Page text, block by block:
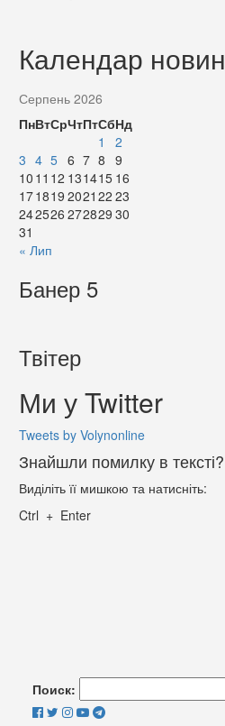
Календар новин
Серпень 2026
ПнВтСрЧтПтСбНд
1
2
3 4 5 6 7 8 9
10 11 12 131415 16
171819 2021 22 23
242526 272829 30
31
« Лип
Банер 5
Твітер
Ми у Twitter
Tweets by Volynonline
Знайшли помилку в тексті?
Виділіть її мишкою та натисніть:
Ctrl + Enter
Поиск: